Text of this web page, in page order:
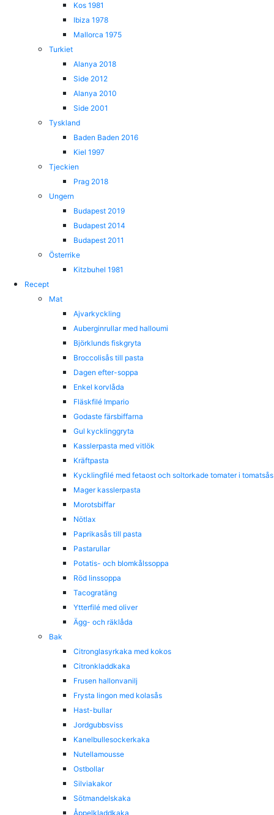
Kos 1981
Ibiza 1978
Mallorca 1975
Turkiet
Alanya 2018
Side 2012
Alanya 2010
Side 2001
Tyskland
Baden Baden 2016
Kiel 1997
Tjeckien
Prag 2018
Ungern
Budapest 2019
Budapest 2014
Budapest 2011
Österrike
Kitzbuhel 1981
Recept
Mat
Ajvarkyckling
Auberginrullar med halloumi
Björklunds fiskgryta
Broccolisås till pasta
Dagen efter-soppa
Enkel korvlåda
Fläskfilé Impario
Godaste färsbiffarna
Gul kycklinggryta
Kasslerpasta med vitlök
Kräftpasta
Kycklingfilé med fetaost och soltorkade tomater i tomatsås
Mager kasslerpasta
Morotsbiffar
Nötlax
Paprikasås till pasta
Pastarullar
Potatis- och blomkålssoppa
Röd linssoppa
Tacogratäng
Ytterfilé med oliver
Ägg- och räklåda
Bak
Citronglasyrkaka med kokos
Citronkladdkaka
Frusen hallonvanilj
Frysta lingon med kolasås
Hast-bullar
Jordgubbsviss
Kanelbullesockerkaka
Nutellamousse
Ostbollar
Silviakakor
Sötmandelskaka
Åppelkladdkaka